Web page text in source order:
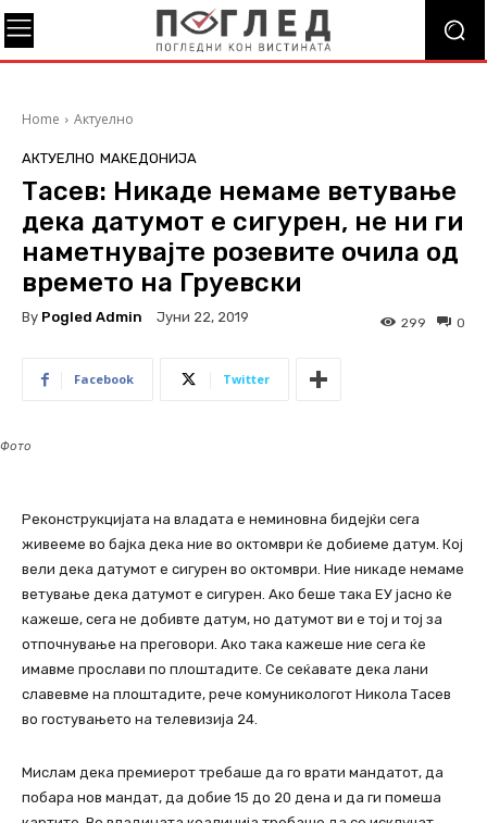
Home Актуелно
АКТУЕЛНО МАКЕДОНИЈА
Тасев: Никаде немаме ветување
дека датумот е сигурен, не ни ги
наметнувајте розевите очила од
времето на Груевски
By Pogled Admin Јуни 22, 2019 0
299
Facebook Twitter
Фото
Реконструкцијата на владата е неминовна бидејќи сега
живееме во бајка дека ние во октомври ќе добиеме датум. Кој
вели дека датумот е сигурен во октомври. Ние никаде немаме
ветување дека датумот е сигурен. Ако беше така ЕУ јасно ќе
кажеше, сега не добивте датум, но датумот ви е тој и тој за
отпочнување на преговори. Ако така кажеше ние сега ќе
имавме прослави по плоштадите. Се сеќавате дека лани
славевме на плоштадите, рече комуникологот Никола Тасев
во гостувањето на телевизија 24.
Мислам дека премиерот требаше да го врати мандатот, да
побара нов мандат, да добие 15 до 20 дена и да ги помеша